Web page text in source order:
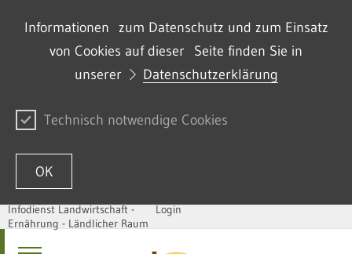
Informationen zum Datenschutz und zum Einsatz
von Cookies auf dieser Seite finden Sie in
unserer
Datenschutzerklärung
Technisch notwendige Cookies
OK
Passer au contenu
Infodienst Landwirtschaft -
Ernährung - Ländlicher Raum
Login